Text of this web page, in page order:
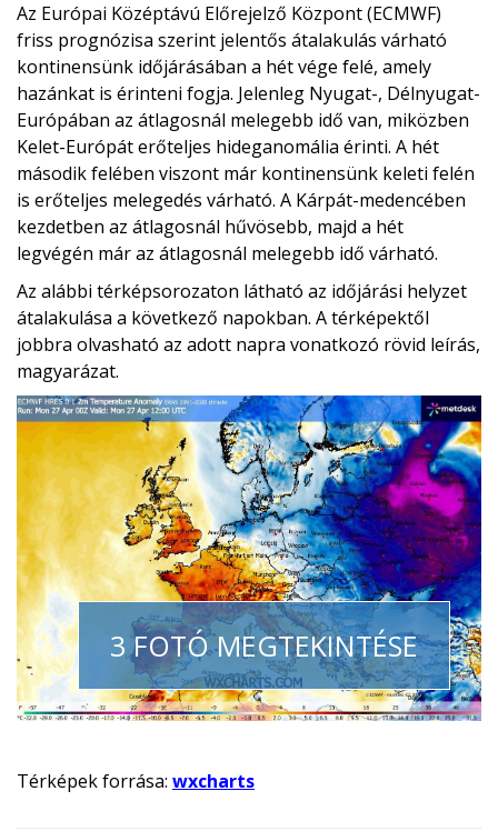
Az Európai Középtávú Előrejelző Központ (ECMWF)
friss prognózisa szerint jelentős átalakulás várható
kontinensünk időjárásában a hét vége felé, amely
hazánkat is érinteni fogja. Jelenleg Nyugat-, Délnyugat-
Európában az átlagosnál melegebb idő van, miközben
Kelet-Európát erőteljes hideganomália érinti. A hét
második felében viszont már kontinensünk keleti felén
is erőteljes melegedés várható. A Kárpát-medencében
kezdetben az átlagosnál hűvösebb, majd a hét
legvégén már az átlagosnál melegebb idő várható.
Az alábbi térképsorozaton látható az időjárási helyzet
átalakulása a következő napokban. A térképektől
jobbra olvasható az adott napra vonatkozó rövid leírás,
magyarázat.
3 FOTÓ MEGTEKINTÉSE
Térképek forrása: wxcharts